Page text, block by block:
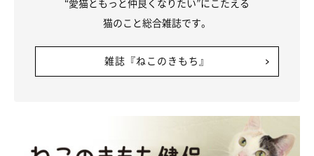
保護された兄弟猫ですが、あまりにそっくりな姿に、飼い主さんも
が、その成長ぶりに驚きが… いつも一緒に過ごすグリくんとカイ
取材・文／二宮ねこむ
※この記事は投稿者さまに取材し、了承の上制作したものです。
“愛猫ともっと仲良くなりたい”にこたえる
猫のこと総合雑誌です。
雑誌『ねこのきもち』